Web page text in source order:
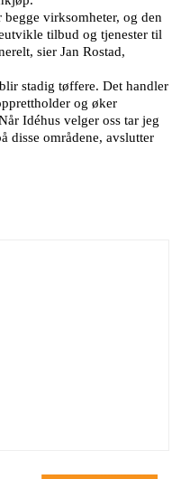
virksomheter, og den
tilbud og tjenester til
sier Jan Rostad,
stadig tøffere. Det handler
og øker
Idéhus velger oss tar jeg
disse områdene, avslutter